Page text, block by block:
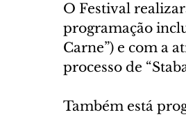
O Festival
programação
Carne”) e com a
processo de
Também está